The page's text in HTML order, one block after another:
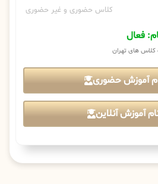
کلاس حضوری و غیر حضوری
فعال
های تهران
آموزش حضوری
آموزش آنلاین